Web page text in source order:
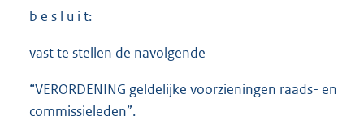
b e s l u i t:
vast te stellen de navolgende
“VERORDENING geldelijke voorzieningen raads- en
commissieleden”.